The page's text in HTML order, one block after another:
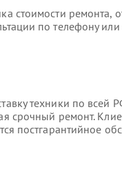
стоимости ремонта,
по телефону
техники по всей
срочный ремонт.
постгарантийное